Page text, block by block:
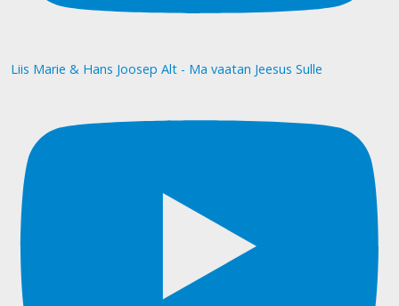
Liis Marie & Hans Joosep Alt - Ma vaatan Jeesus Sulle